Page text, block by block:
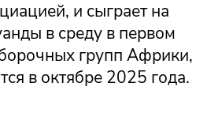
и сыграет на
в среду в первом
групп Африки,
в октябре 2025 года.